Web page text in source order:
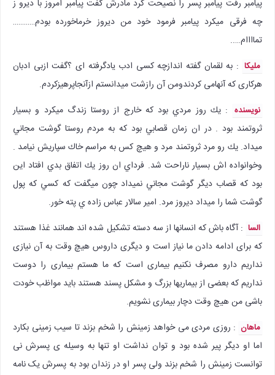
پیامبر رفت پیامبر پسر را نصیحت کرد مادرش گفت پیامبر امروز با دیرو ز
چه فرقی میکرد پیامبر فرمود خود من دیروز خرماخورده بودم…………
تماااام…..
ملیکا : به لقمان گفته اندازچه کسی ادب یادگرفته ای ؟گفت ازبی ادبان
هرکاری که آنهامی کردندومن آن رازشت میدانستم ازآنجاپرهیزکردم.
نویسنده : يك روز مردي بود كه خارج از روستا زندگ ميكرد و بسيار
ثروتمند بود . در ان زمان قصابي بود كه به مردم روستا گوشت مجاني
ميداد. يك رو مرد ثروتمند مرد و هيچ كس به مراسم خاك سپاريش نيامد .
وخوانواده اش بسيار ناراحت شد. فرداي ان روز يك اتفاق بدي افتاد اين
بود كه قصاب ديگر گوشت مجاني نميداد چون ميگفت كه كسي كه پول
گوشت شما را ميداد ديروز مرد. امير سالار عباس زاده ي پته خور.
السا :‌ آگاه باش که انسانها از سه دسته تشکیل شده اند همانند غذا هستند
که برای ادامه دادن ما نیاز است و دیگری داروس هیچ وقت به آن نیازی
نداریم دارو مصرف نکنیم بیماری است که ما هستم بیماری را دوست
نداریم که بعضی از بیماریها بزرگ و مشکل پسند هستند باید مواظب خودت
باشی من هیچ وقت دچار بیماری نشویم.
ماهان : روزی مردی می خواهد زمینش را شخم بزند تا سیب زمینی بکارد
اما او دیگر پیر شده بود و توان نداشت او تنها به وسیله‌ ی پسرش نی
توانست زمینش را شخم بزند ولی پسر او در زندان بود به پسرش یک نامه